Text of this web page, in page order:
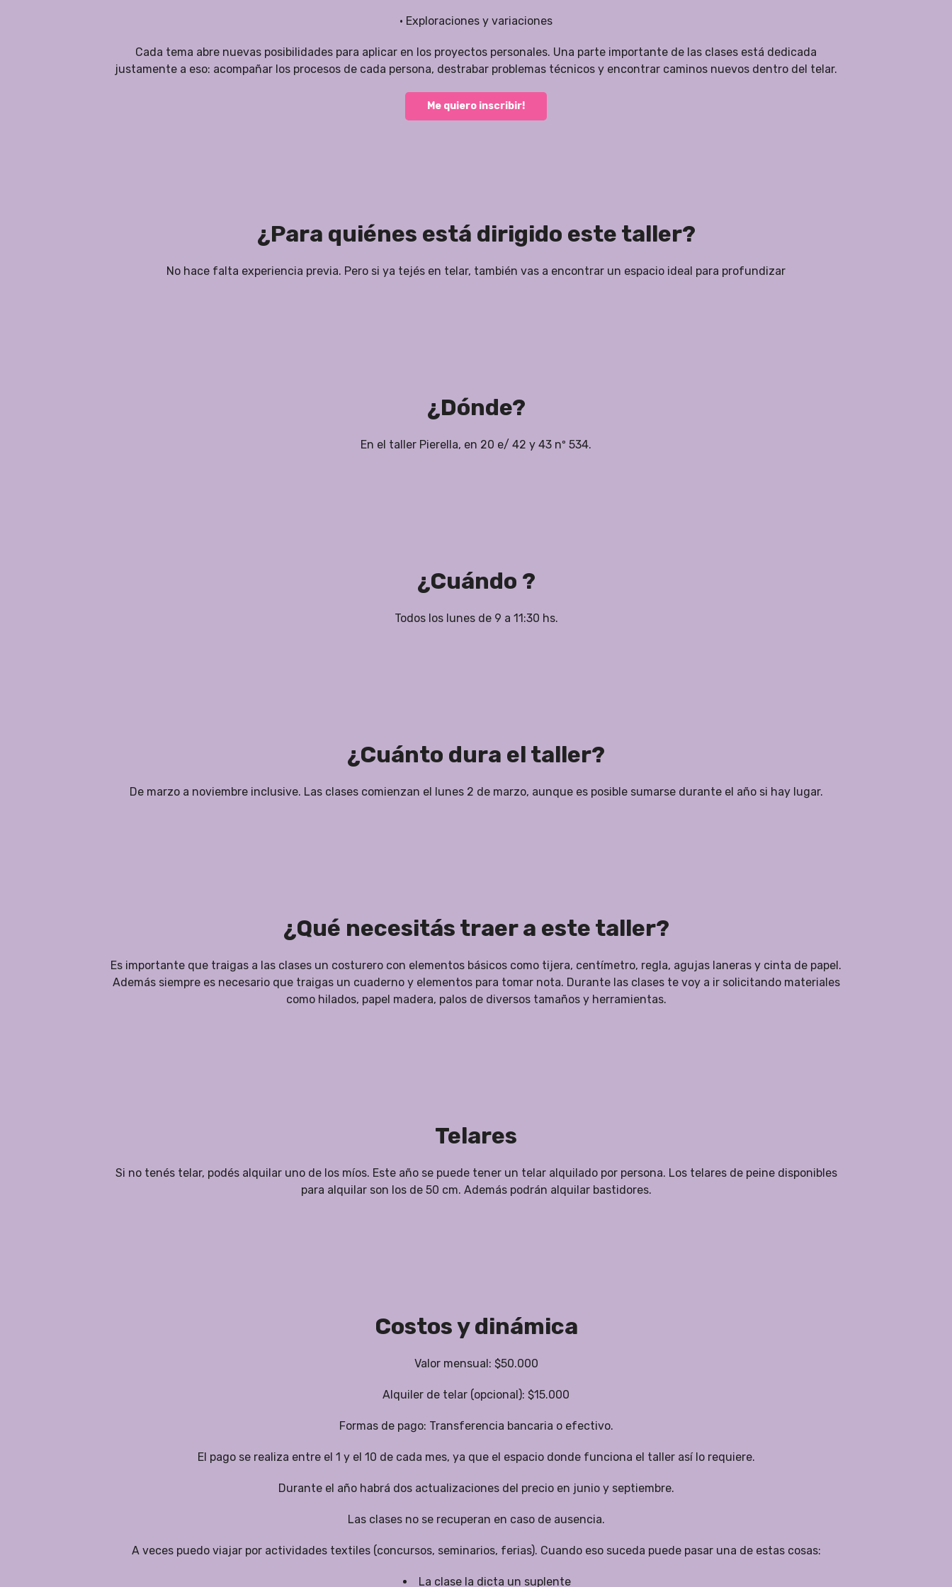
• Exploraciones y variaciones
Cada tema abre nuevas posibilidades para aplicar en los proyectos personales. Una parte importante de las clases está dedicada
justamente a eso: acompañar los procesos de cada persona, destrabar problemas técnicos y encontrar caminos nuevos dentro del telar.
Me quiero inscribir!
¿Para quiénes está dirigido este taller?
No hace falta experiencia previa. Pero si ya tejés en telar, también vas a encontrar un espacio ideal para profundizar
¿Dónde?
En el taller Pierella, en 20 e/ 42 y 43 nº 534.
¿Cuándo ?
Todos los lunes de 9 a 11:30 hs.
¿Cuánto dura el taller?
De marzo a noviembre inclusive. Las clases comienzan el lunes 2 de marzo, aunque es posible sumarse durante el año si hay lugar.
¿Qué necesitás traer a este taller?
Es importante que traigas a las clases un costurero con elementos básicos como tijera, centímetro, regla, agujas laneras y cinta de papel.
Además siempre es necesario que traigas un cuaderno y elementos para tomar nota. Durante las clases te voy a ir solicitando materiales
como hilados, papel madera, palos de diversos tamaños y herramientas.
Telares
Si no tenés telar, podés alquilar uno de los míos. Este año se puede tener un telar alquilado por persona. Los telares de peine disponibles
para alquilar son los de 50 cm. Además podrán alquilar bastidores.
Costos y dinámica
Valor mensual: $50.000
Alquiler de telar (opcional): $15.000
Formas de pago: Transferencia bancaria o efectivo.
El pago se realiza entre el 1 y el 10 de cada mes, ya que el espacio donde funciona el taller así lo requiere.
Durante el año habrá dos actualizaciones del precio en junio y septiembre.
Las clases no se recuperan en caso de ausencia.
A veces puedo viajar por actividades textiles (concursos, seminarios, ferias). Cuando eso suceda puede pasar una de estas cosas:
La clase la dicta un suplente